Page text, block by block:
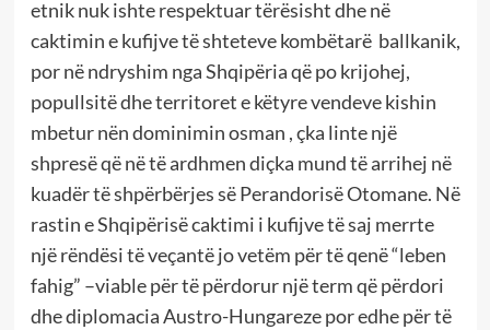
etnik nuk ishte respektuar tërësisht dhe në
caktimin e kufijve të shteteve kombëtarë ballkanik,
por në ndryshim nga Shqipëria që po krijohej,
popullsitë dhe territoret e këtyre vendeve kishin
mbetur nën dominimin osman , çka linte një
shpresë që në të ardhmen diçka mund të arrihej në
kuadër të shpërbërjes së Perandorisë Otomane. Në
rastin e Shqipërisë caktimi i kufijve të saj merrte
një rëndësi të veçantë jo vetëm për të qenë “leben
fahig” –viable për të përdorur një term që përdori
dhe diplomacia Austro-Hungareze por edhe për të